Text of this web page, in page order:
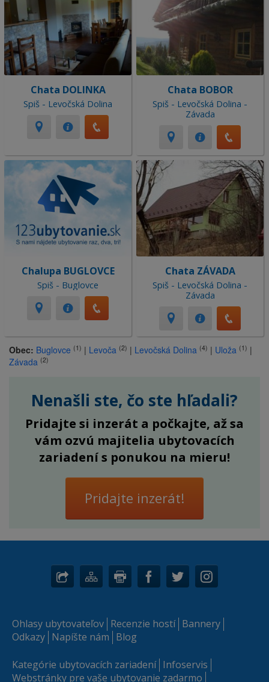
Chata DOLINKA
Spiš - Levočská Dolina
Chata BOBOR
Spiš - Levočská Dolina -
Závada
Chalupa BUGLOVCE
Spiš - Buglovce
Chata ZÁVADA
Spiš - Levočská Dolina -
Závada
Obec: Buglovce (1) | Levoča (2) | Levočská Dolina (4) | Uloža (1) |
Závada (2)
Nenašli ste, čo ste hľadali?
Pridajte si inzerát a počkajte, až sa
vám ozvú majitelia ubytovacích
zariadení s ponukou na mieru!
Pridajte inzerát!
Ohlasy ubytovateľov Recenzie hostí Bannery
Odkazy Napíšte nám Blog
Kategórie ubytovacích zariadení Infoservis
Webstránky pre vaše ubytovanie zadarmo